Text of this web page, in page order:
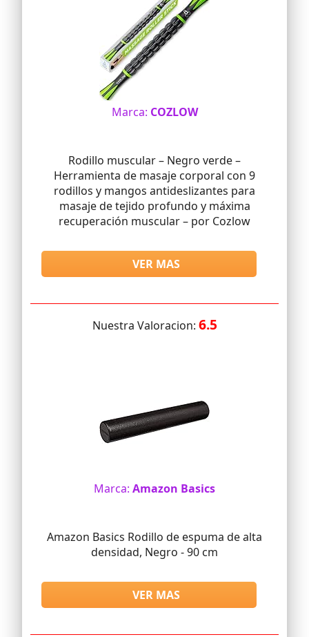
Marca: COZLOW
Rodillo muscular – Negro verde –
Herramienta de masaje corporal con 9
rodillos y mangos antideslizantes para
masaje de tejido profundo y máxima
recuperación muscular – por Cozlow
VER MAS
Nuestra Valoracion: 6.5
Marca: Amazon Basics
Amazon Basics Rodillo de espuma de alta
densidad, Negro - 90 cm
VER MAS